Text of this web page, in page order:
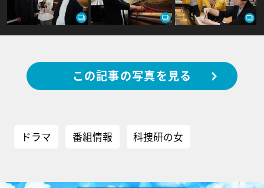
この記事の写真を見る
ドラマ 番組情報 科捜研の女